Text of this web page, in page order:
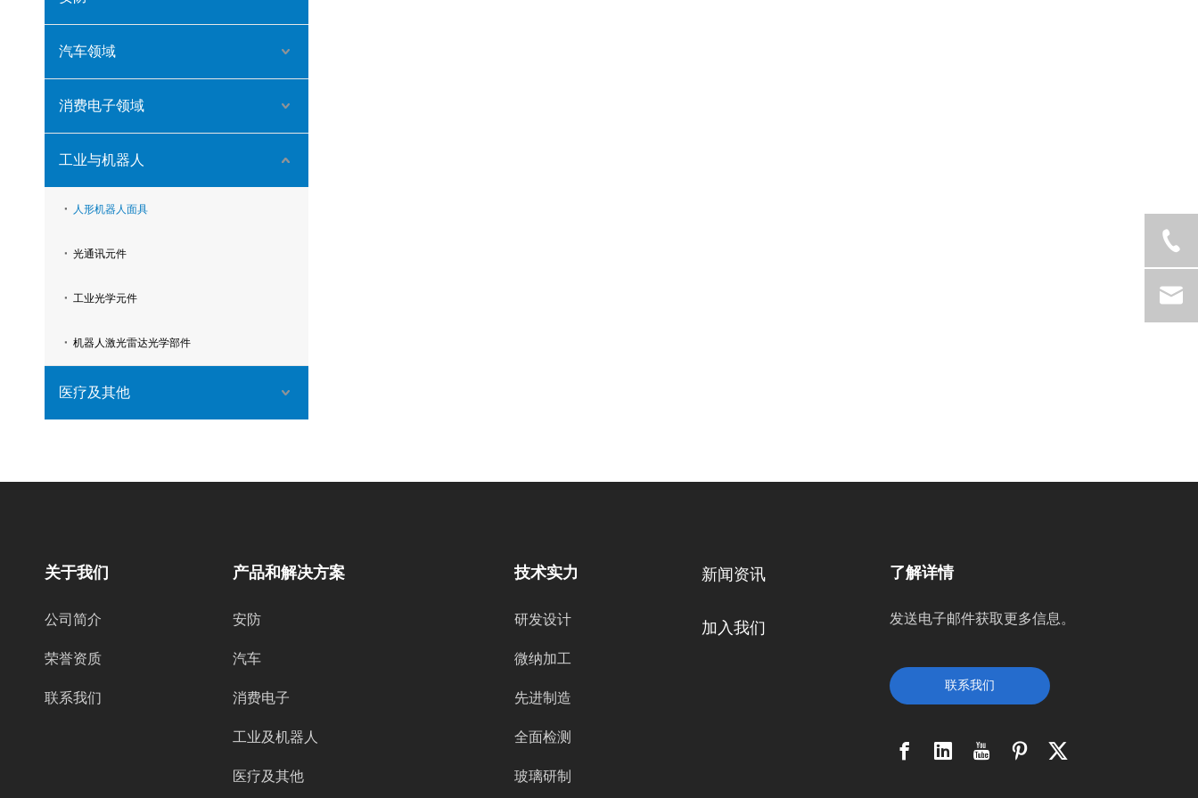
汽车领域
消费电子领域
工业与机器人
人形机器人面具
光通讯元件
工业光学元件
机器人激光雷达光学部件
医疗及其他
关于我们
公司简介
荣誉资质
联系我们
产品和解决方案
安防
汽车
消费电子
工业及机器人
医疗及其他
技术实力
研发设计
微纳加工
先进制造
全面检测
玻璃研制
新闻资讯
加入我们
了解详情
发送电子邮件获取更多信息。
联系我们